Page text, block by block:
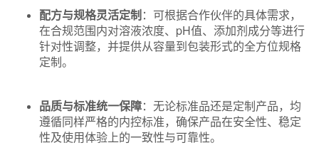
配方与规格灵活定制：可根据合作伙伴的具体需求，
在合规范围内对溶液浓度、pH值、添加剂成分等进行
针对性调整，并提供从容量到包装形式的全方位规格
定制。
品质与标准统一保障：无论标准品还是定制产品，均
遵循同样严格的内控标准，确保产品在安全性、稳定
性及使用体验上的一致性与可靠性。